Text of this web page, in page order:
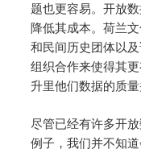
题也更容易。开放
降低其成本。荷兰
和民间历史团体以
组织合作来使得其
升里他们数据的质
尽管已经有许多开
例子，我们并不知